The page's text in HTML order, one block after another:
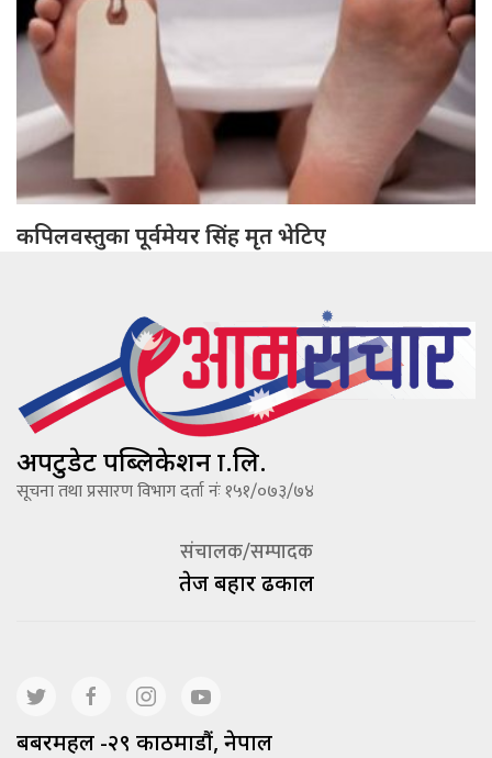
कपिलवस्तुका पूर्वमेयर सिंह मृत भेटिए
अपटुडेट पब्लिकेशन प्रा.लि.
सूचना तथा प्रसारण विभाग दर्ता नंः १५१/०७३/७४
संचालक/सम्पादक
तेज बहादूर ढकाल
बबरमहल -२९ काठमाडौं, नेपाल